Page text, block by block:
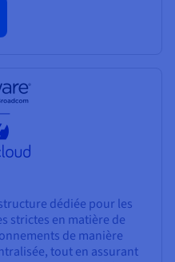
dédiée pour les
strictes en matière de
de manière
tout en assurant